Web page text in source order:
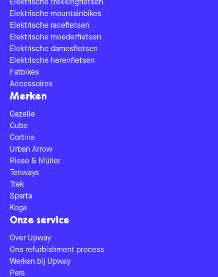
Elektrische trekkingfietsen
Elektrische mountainbikes
Elektrische racefietsen
Elektrische moederfietsen
Elektrische damesfietsen
Elektrische herenfietsen
Fatbikes
Accessoires
Merken
Gazelle
Cube
Cortina
Urban Arrow
Riese & Müller
Tenways
Trek
Sparta
Koga
Onze service
Over Upway
Ons refurbishment process
Werken bij Upway
Pers